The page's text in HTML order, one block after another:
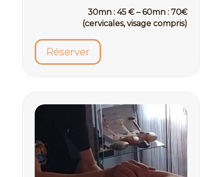
30mn : 45 € – 60mn : 70€
(cervicales, visage compris)
Réserver